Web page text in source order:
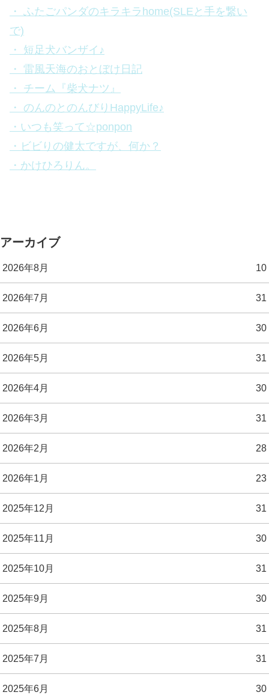
・ ふたごパンダのキラキラhome(SLEと手を繋い
で)
・ 短足犬バンザイ♪
・ 雷風天海のおとぼけ日記
・ チーム『柴犬ナツ』
・ のんのとのんびりHappyLife♪
・いつも笑って☆ponpon
・ビビりの健太ですが、何か？
・かけひろりん。
アーカイブ
2026年8月 10
2026年7月 31
2026年6月 30
2026年5月 31
2026年4月 30
2026年3月 31
2026年2月 28
2026年1月 23
2025年12月 31
2025年11月 30
2025年10月 31
2025年9月 30
2025年8月 31
2025年7月 31
2025年6月 30